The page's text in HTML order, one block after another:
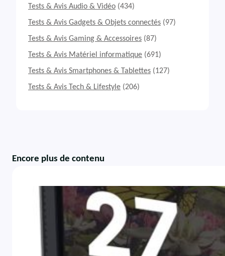
Tests & Avis Audio & Vidéo (434)
Tests & Avis Gadgets & Objets connectés (97)
Tests & Avis Gaming & Accessoires (87)
Tests & Avis Matériel informatique (691)
Tests & Avis Smartphones & Tablettes (127)
Tests & Avis Tech & Lifestyle (206)
Encore plus de contenu